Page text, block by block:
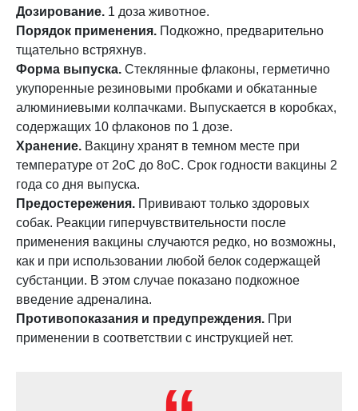
Дозирование. 1 доза животное.
Порядок применения. Подкожно, предварительно
тщательно встряхнув.
Форма выпуска. Стеклянные флаконы, герметично
укупоренные резиновыми пробками и обкатанные
алюминиевыми колпачками. Выпускается в коробках,
содержащих 10 флаконов по 1 дозе.
Хранение. Вакцину хранят в темном месте при
температуре от 2оС до 8оС. Срок годности вакцины 2
года со дня выпуска.
Предостережения. Прививают только здоровых
собак. Реакции гиперчувствительности после
применения вакцины случаются редко, но возможны,
как и при использовании любой белок содержащей
субстанции. В этом случае показано подкожное
введение адреналина.
Противопоказания и предупреждения. При
применении в соответствии с инструкцией нет.